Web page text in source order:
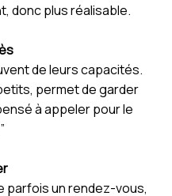
donc plus réalisable.
de leurs capacités.
permet de garder
à appeler pour le
parfois un rendez-vous,